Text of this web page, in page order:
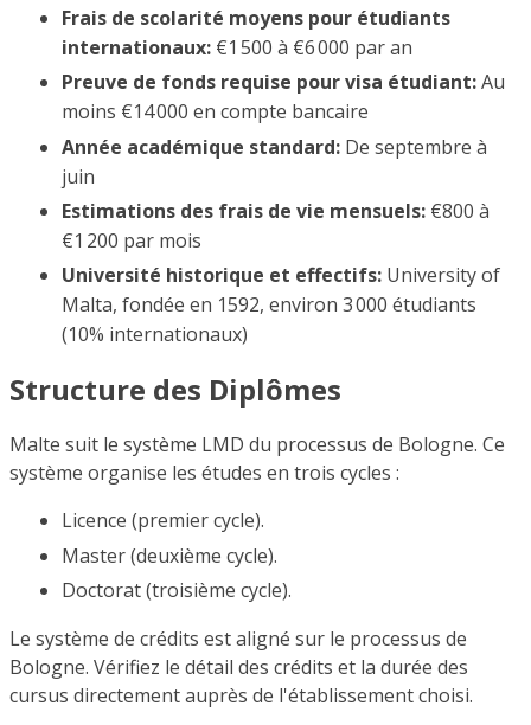
Frais de scolarité moyens pour étudiants
internationaux: €1 500 à €6 000 par an
Preuve de fonds requise pour visa étudiant:Au
moins €14 000 en compte bancaire
Année académique standard: De septembre à
juin
Estimations des frais de vie mensuels: €800 à
€1 200 par mois
Université historique et effectifs: University of
Malta, fondée en 1592, environ 3 000 étudiants
(10% internationaux)
Structure des Diplômes
Malte suit le système LMD du processus de Bologne. Ce
système organise les études en trois cycles :
Licence (premier cycle).
Master (deuxième cycle).
Doctorat (troisième cycle).
Le système de crédits est aligné sur le processus de
Bologne. Vérifiez le détail des crédits et la durée des
cursus directement auprès de l'établissement choisi.